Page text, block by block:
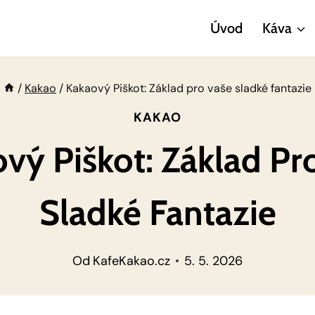
Úvod Káva
/ Kakao / Kakaový Piškot: Základ pro vaše sladké fantazie
KAKAO
Piškot: Základ
Sladké Fantazie
Od KafeKakao.cz 5. 5. 2026